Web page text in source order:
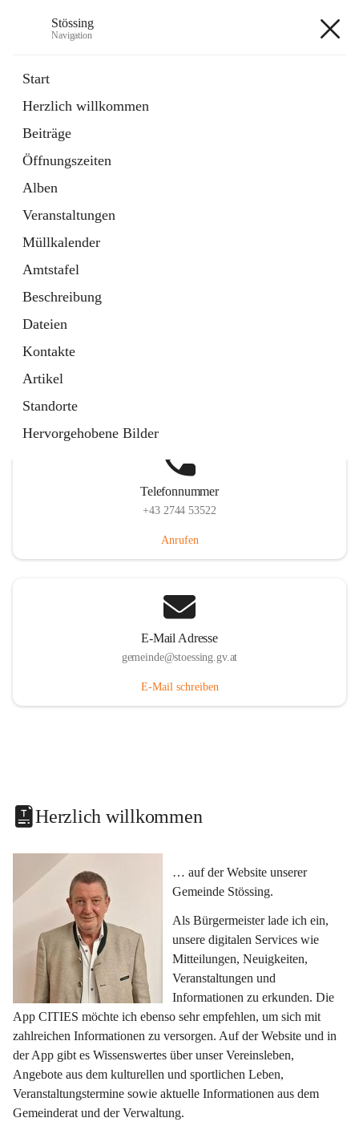
Stössing
Navigation
Start
Herzlich willkommen
Beiträge
Öffnungszeiten
Alben
Veranstaltungen
Müllkalender
Amtstafel
Beschreibung
Dateien
Kontakte
Artikel
Standorte
Hervorgehobene Bilder
Datei
in
Tab
Kindergarten
öffnet
in
neuem
Tab
Telefonnummer
+43 2744 53522
Anrufen
E-Mail Adresse
gemeinde@stoessing.gv.at
E-Mail schreiben
Herzlich willkommen
… auf der Website unserer
Gemeinde Stössing.
Als Bürgermeister lade ich ein,
unsere digitalen Services wie
Mitteilungen, Neuigkeiten,
Veranstaltungen und
Informationen zu erkunden. Die
App CITIES möchte ich ebenso sehr empfehlen, um sich mit
zahlreichen Informationen zu versorgen. Auf der Website und in
der App gibt es Wissenswertes über unser Vereinsleben,
Angebote aus dem kulturellen und sportlichen Leben,
Veranstaltungstermine sowie aktuelle Informationen aus dem
Gemeinderat und der Verwaltung.